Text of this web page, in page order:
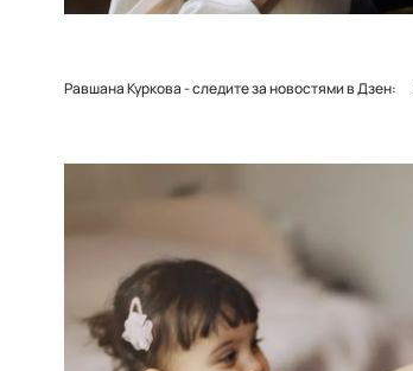
Равшана Куркова - следите за новостями в Дзен: